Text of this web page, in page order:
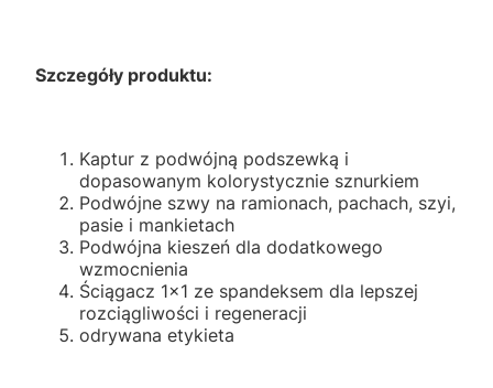
Szczegóły produktu:
Kaptur z podwójną podszewką i
dopasowanym kolorystycznie sznurkiem
Podwójne szwy na ramionach, pachach, szyi,
pasie i mankietach
Podwójna kieszeń dla dodatkowego
wzmocnienia
Ściągacz 1x1 ze spandeksem dla lepszej
rozciągliwości i regeneracji
odrywana etykieta